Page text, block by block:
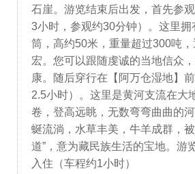
石崖。游览结束后出发，首先参
3小时，参观约30分钟）。这里
筒，高约50米，重量超过300吨
宏。您可以跟随虔诚的当地信众
康。随后穿行在【阿万仓湿地】
2.5小时）。这里是黄河支流在大
卷，登高远眺，无数弯弯曲曲的
蜒流淌，水草丰美，牛羊成群，
道”，意为藏民族生活的宝地。游
入住（车程约1小时）